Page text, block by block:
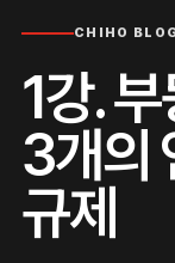
CHIHO
1강.
3개의
규제